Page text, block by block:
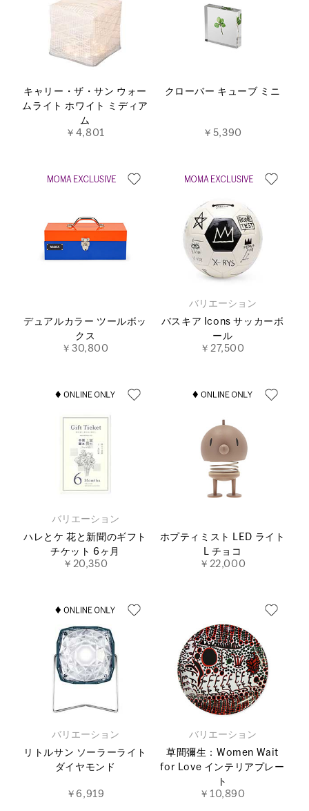
キャリー・ザ・サン ウォー
ムライト ホワイト ミディア
ム
￥4,801
クローバー キューブ ミニ
￥5,390
デュアルカラー ツールボッ
クス
￥30,800
バリエーション
バスキア Icons サッカーボ
ール
￥27,500
バリエーション
ハレとケ 花と新聞のギフト
チケット 6ヶ月
￥20,350
ホプティミスト LED ライト
L チョコ
￥22,000
バリエーション
リトルサン ソーラーライト
ダイヤモンド
￥6,919
バリエーション
草間彌生：Women Wait
for Love インテリアプレー
ト
￥10,890